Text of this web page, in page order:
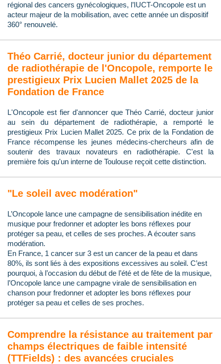
régional des cancers gynécologiques, l’IUCT-Oncopole est un
acteur majeur de la mobilisation, avec cette année un dispositif
360° renouvelé.
Théo Carrié, docteur junior du département
de radiothérapie de l'Oncopole, remporte le
prestigieux Prix Lucien Mallet 2025 de la
Fondation de France
L'Oncopole est fier d'annoncer que Théo Carrié, docteur junior
au sein du département de radiothérapie, a remporté le
prestigieux Prix Lucien Mallet 2025. Ce prix de la Fondation de
France récompense les jeunes médecins-chercheurs afin de
soutenir des travaux novateurs en radiothérapie. C'est la
première fois qu'un interne de Toulouse reçoit cette distinction.
"Le soleil avec modération"
L’Oncopole lance une campagne de sensibilisation inédite en
musique pour fredonner et adopter les bons réflexes pour
protéger sa peau, et celles de ses proches. A écouter sans
modération.
En France, 1 cancer sur 3 est un cancer de la peau et dans
80%, ils sont liés à des expositions excessives au soleil. C’est
pourquoi, à l’occasion du début de l’été et de fête de la musique,
l’Oncopole lance une campagne virale de sensibilisation en
chanson pour fredonner et adopter les bons réflexes pour
protéger sa peau et celles de ses proches.
Comprendre la résistance au traitement par
champs électriques de faible intensité
(TTFields) : des avancées cruciales